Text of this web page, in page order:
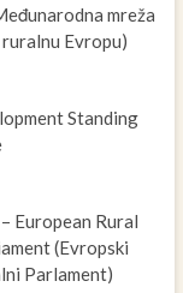
mreža
Evropu)
Standing
European Rural
(Evropski
Parlament)